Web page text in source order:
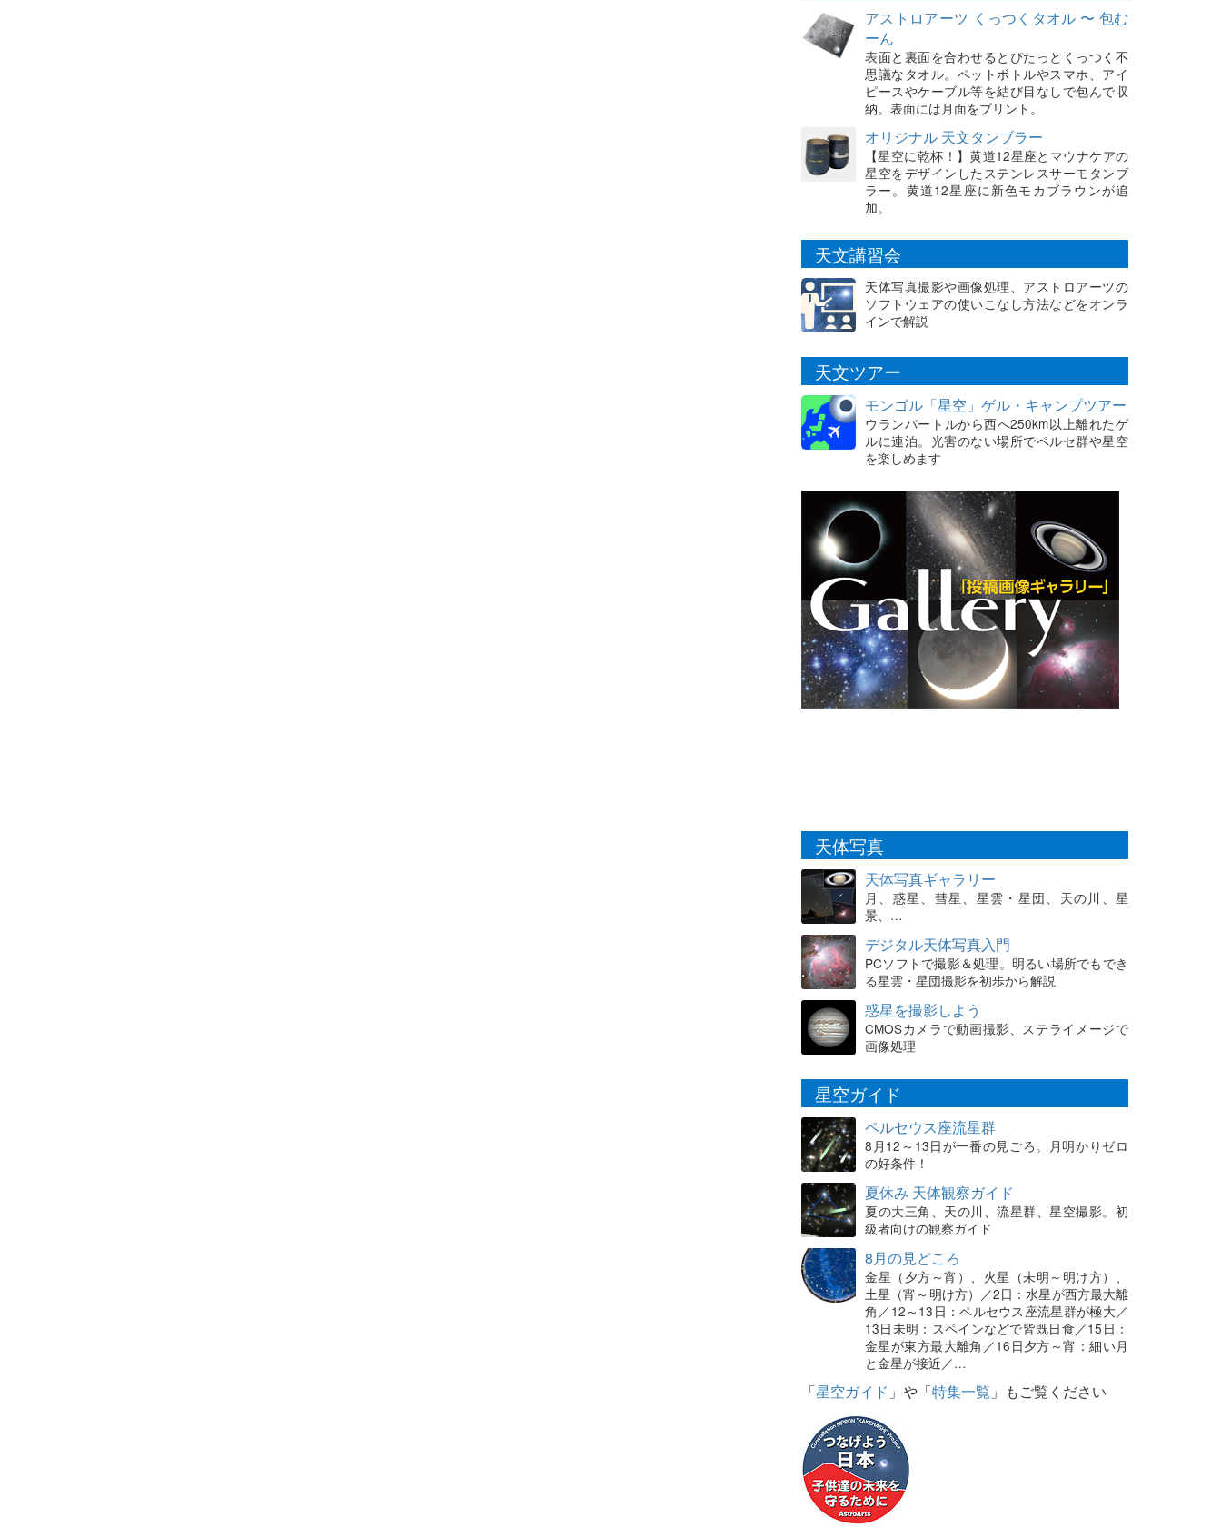
アストロアーツ くっつくタオル 〜 包む
ーん
表面と裏面を合わせるとぴたっとくっつく不
思議なタオル。ペットボトルやスマホ、アイ
ピースやケーブル等を結び目なしで包んで収
納。表面には月面をプリント。
オリジナル 天文タンブラー
【星空に乾杯！】黄道12星座とマウナケアの
星空をデザインしたステンレスサーモタンブ
ラー。黄道12星座に新色モカブラウンが追
加。
天文講習会
天体写真撮影や画像処理、アストロアーツの
ソフトウェアの使いこなし方法などをオンラ
インで解説
天文ツアー
モンゴル「星空」ゲル・キャンプツアー
ウランバートルから西へ250km以上離れたゲ
ルに連泊。光害のない場所でペルセ群や星空
を楽しめます
天体写真
天体写真ギャラリー
月、惑星、彗星、星雲・星団、天の川、星
景、…
デジタル天体写真入門
PCソフトで撮影＆処理。明るい場所でもでき
る星雲・星団撮影を初歩から解説
惑星を撮影しよう
CMOSカメラで動画撮影、ステライメージで
画像処理
星空ガイド
ペルセウス座流星群
8月12～13日が一番の見ごろ。月明かりゼロ
の好条件！
夏休み 天体観察ガイド
夏の大三角、天の川、流星群、星空撮影。初
級者向けの観察ガイド
8月の見どころ
金星（夕方～宵）、火星（未明～明け方）、
土星（宵～明け方）／2日：水星が西方最大離
角／12～13日：ペルセウス座流星群が極大／
13日未明：スペインなどで皆既日食／15日：
金星が東方最大離角／16日夕方～宵：細い月
と金星が接近／…
「星空ガイド 」や「特集一覧 」もご覧ください